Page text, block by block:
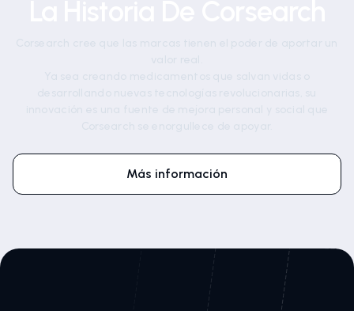
Más información